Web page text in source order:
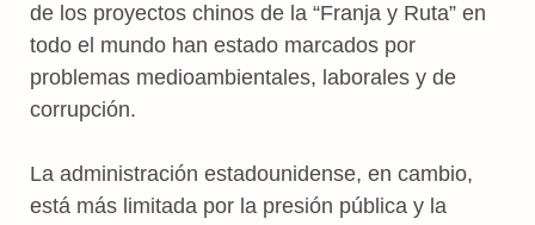
de los proyectos chinos de la “Franja y Ruta” en
todo el mundo han estado marcados por
problemas medioambientales, laborales y de
corrupción.
La administración estadounidense, en cambio,
está más limitada por la presión pública y la